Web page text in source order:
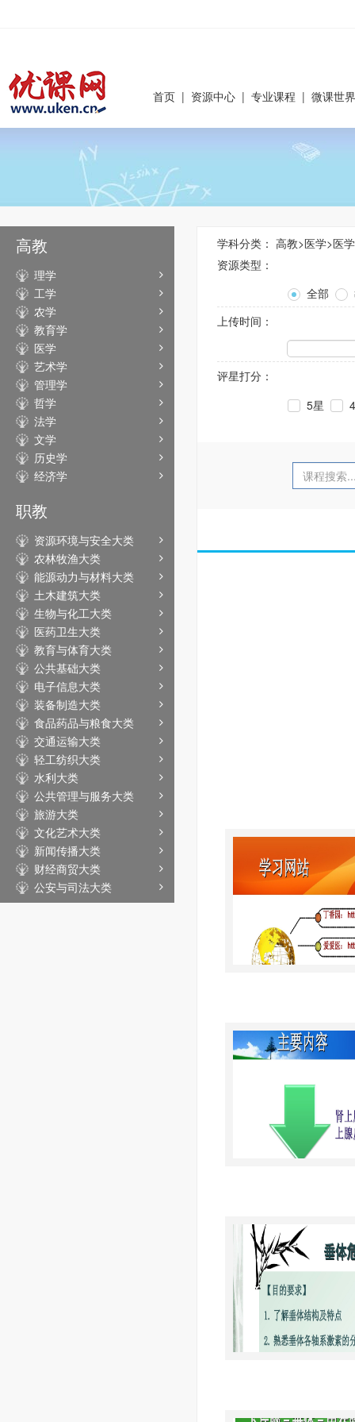
首页 | 资源中心 | 专业课程 | 微课世界
高教
理学
工学
农学
教育学
医学
艺术学
管理学
哲学
法学
文学
历史学
经济学
职教
资源环境与安全大类
农林牧渔大类
能源动力与材料大类
土木建筑大类
生物与化工大类
医药卫生大类
教育与体育大类
公共基础大类
电子信息大类
装备制造大类
食品药品与粮食大类
交通运输大类
轻工纺织大类
水利大类
公共管理与服务大类
旅游大类
文化艺术大类
新闻传播大类
财经商贸大类
公安与司法大类
学科分类： 高教>医学>医
资源类型：
全部
上传时间：
评星打分：
5星